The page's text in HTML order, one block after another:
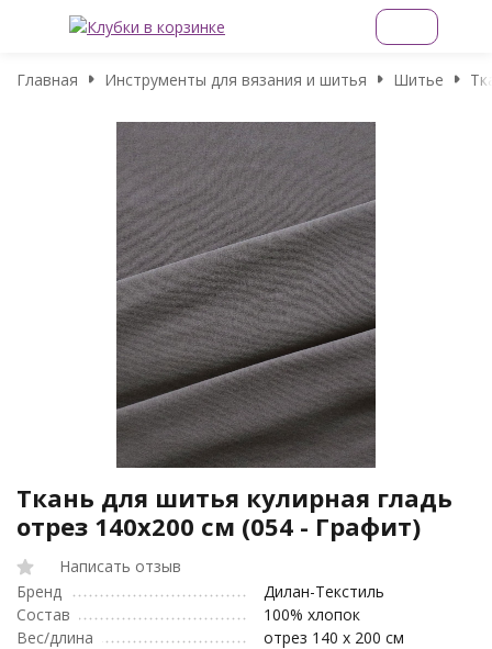
Главная Инструменты для вязания и шитья Шитье
Ткань для шитья кулирная гладь
отрез 140х200 см (054 - Графит)
Написать отзыв
Бренд
Дилан-Текстиль
Состав
100% хлопок
Вес/длина
отрез 140 х 200 см